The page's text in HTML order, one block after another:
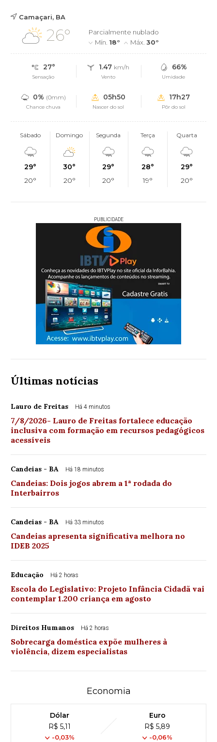
Camaçari, BA
26°
Parcialmente nublado
Mín. 18° Máx.30°
27°
Sensação
1.47 km/h
Vento
66%
Umidade
0% (0mm)
Chance chuva
05h50
Nascer do sol
17h27
Pôr do sol
Sábado
29°
20°
Domingo
30°
20°
Segunda
29°
20°
Terça
28°
19°
Quarta
29°
20°
PUBLICIDADE
Últimas notícias
Lauro de Freitas Há 4 minutos
7/8/2026- Lauro de Freitas fortalece educação
inclusiva com formação em recursos pedagógicos
acessíveis
Candeias - BA Há 18 minutos
Candeias: Dois jogos abrem a 1ª rodada do
Interbairros
Candeias - BA Há 33 minutos
Candeias apresenta significativa melhora no
IDEB 2025
Educação Há 2 horas
Escola do Legislativo: Projeto Infância Cidadã vai
contemplar 1.200 criança em agosto
Direitos Humanos Há 2 horas
Sobrecarga doméstica expõe mulheres à
violência, dizem especialistas
Economia
Dólar
R$ 5,11
-0,03%
Euro
R$ 5,89
-0,06%